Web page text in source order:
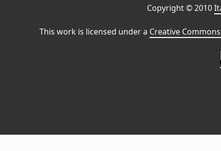
Copyright © 2010
This work is licensed under a Creative